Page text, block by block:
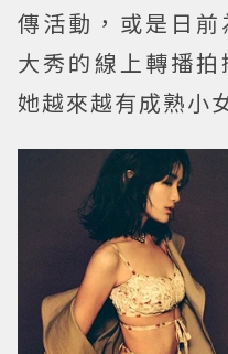
傳活動，或是日
大秀的線上轉播
她越來越有成熟小